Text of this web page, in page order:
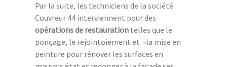
Par la suite, les techniciens de la société
Couvreur 44 interviennent pour des
opérations de restauration telles que le
ponçage, le rejointoiement et ¬la mise en
peinture pour rénover les surfaces en